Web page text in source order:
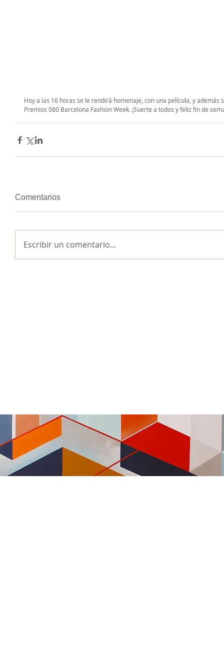
Hoy a las 16 horas se le rendirá homenaje, con una película, y
Premios 080 Barcelona Fashion Week. ¡Suerte a todos y feliz fin de
Comentarios
Escribir un comentario...